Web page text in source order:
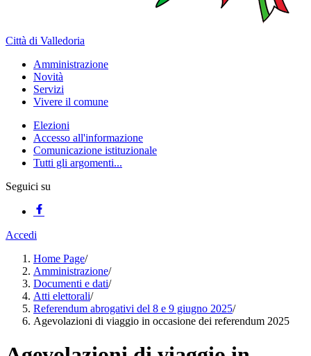
Città di Valledoria
Amministrazione
Novità
Servizi
Vivere il comune
Elezioni
Accesso all'informazione
Comunicazione istituzionale
Tutti gli argomenti...
Seguici su
Accedi
Home Page/
Amministrazione/
Documenti e dati/
Atti elettorali/
Referendum abrogativi del 8 e 9 giugno 2025/
Agevolazioni di viaggio in occasione dei referendum 2025